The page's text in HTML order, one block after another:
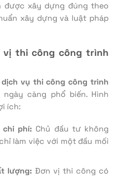
được xây dựng đúng theo
xây dựng và luật pháp
vị thi công công trình
dịch vụ thi công công trình
càng phổ biến. Hình
ích:
chi phí: Chủ đầu tư không
làm việc với một đầu mối
lượng: Đơn vị thi công có